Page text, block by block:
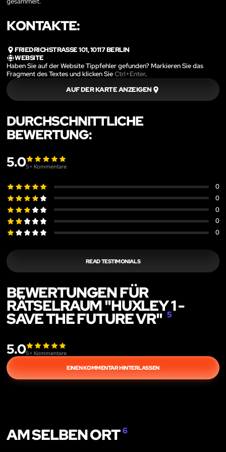
KONTAKTE:
FRIEDRICHSTRASSE 101, 10117 BERLIN
WEBSITE
Haben Sie auf der Website Tippfehler gefunden? Markieren Sie das
Fragment des Textes und klicken SieCtrl+Enter.
AUF DER KARTE ANZEIGEN
DURCHSCHNITTLICHE
BEWERTUNG:
5.05+ Kommentare
0
0
0
0
0
READ TESTIMONIALS
BEWERTUNGEN FÜR
RÄTSELRAUM "HUXLEY 1 -
SAVE THE FUTURE VR"5
5.05+ Kommentare
EINEN KOMMENTAR HINTERLASSEN
AM SELBEN ORT6